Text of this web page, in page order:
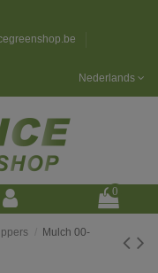
Nederlands
0
Mulch 00-